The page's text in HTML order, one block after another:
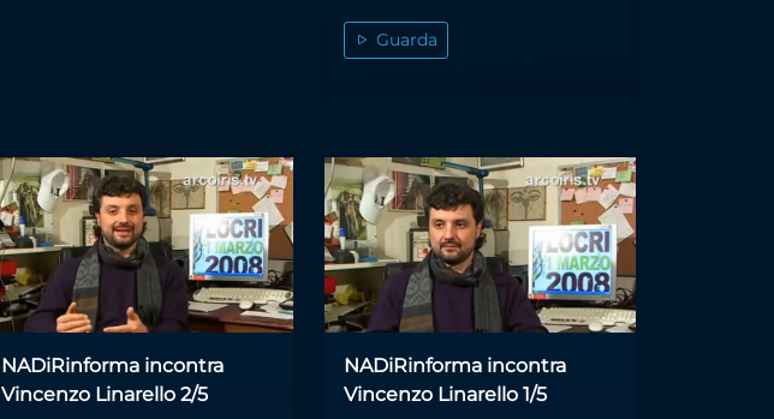
Guarda
NADiRinforma incontra
Vincenzo Linarello 2/5
NADiRinforma incontra
Vincenzo Linarello 1/5